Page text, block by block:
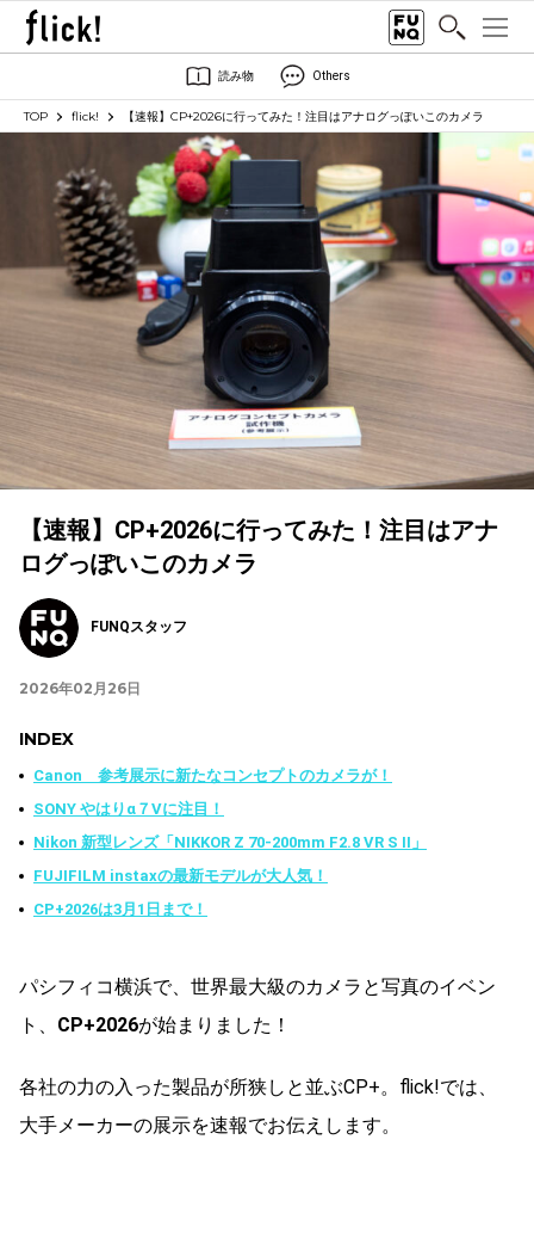
読み物 Others
TOP flick! 【速報】CP+2026に行ってみた！注目はアナログっぽいこのカメラ
【速報】CP+2026に行ってみた！注目はアナ
ログっぽいこのカメラ
FUNQスタッフ
2026年02月26日
INDEX
Canon 参考展示に新たなコンセプトのカメラが！
SONY やはりα７Vに注目！
Nikon 新型レンズ「NIKKOR Z 70-200mm F2.8 VR S II」
FUJIFILM instaxの最新モデルが大人気！
CP+2026は3月1日まで！
パシフィコ横浜で、世界最大級のカメラと写真のイベン
ト、 CP+2026が始まりました！
各社の力の入った製品が所狭しと並ぶCP+。flick!では、
大手メーカーの展示を速報でお伝えします。